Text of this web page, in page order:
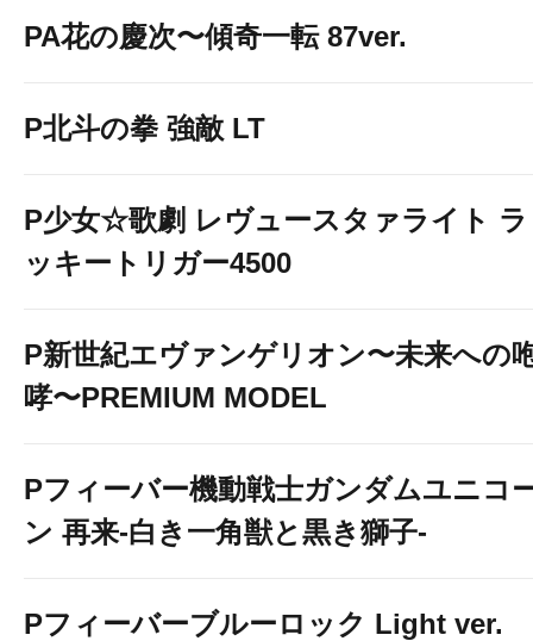
PA花の慶次〜傾奇一転 87ver.
P北斗の拳 強敵 LT
P少女☆歌劇 レヴュースタァライト ラ
ッキートリガー4500
P新世紀エヴァンゲリオン〜未来への
哮〜PREMIUM MODEL
Pフィーバー機動戦士ガンダムユニコ
ン 再来-白き一角獣と黒き獅子-
Pフィーバーブルーロック Light ver.